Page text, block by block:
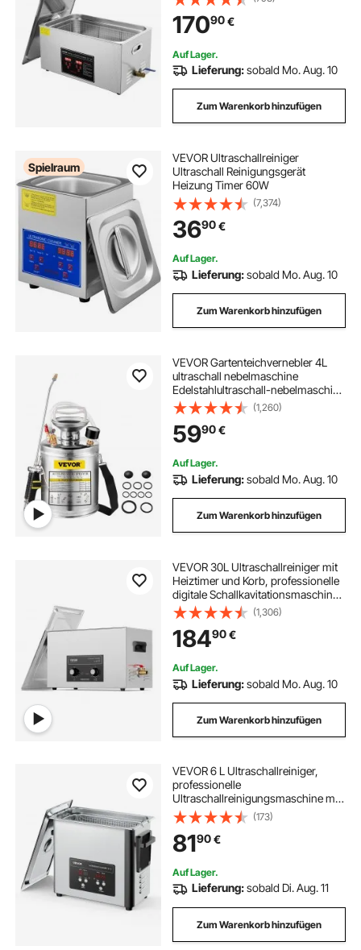
Digitaler Anzeige 0-30 Min,
Reinigung Ultraschall für Schmuck,
Brillen, Uhren usw.
17090€
Auf Lager.
Lieferung:sobald Mo. Aug. 10
Zum Warenkorb hinzufügen
Spielraum
VEVOR Ultraschallreiniger
Ultraschall Reinigungsgerät
Heizung Timer 60W
(7,374)
3690€
Auf Lager.
Lieferung:sobald Mo. Aug. 10
Zum Warenkorb hinzufügen
VEVOR Gartenteichvernebler 4L
ultraschall nebelmaschine
Edelstahlultraschall-nebelmaschine
geeignet für Haus, Garten,
Touristenfahrzeuge,
Spezialfahrzeuge Schiffe,
Fahrzeugreinigung, Teppichreinig
(1,260)
5990€
Auf Lager.
Lieferung:sobald Mo. Aug. 10
Zum Warenkorb hinzufügen
VEVOR 30L Ultraschallreiniger mit
Heiztimer und Korb, professionelle
digitale Schallkavitationsmaschine,
360 W Reinigungsmaschine für
Laborwerkzeuge, Metallteile,
Vergaser, Messing, Autoteile
(1,306)
18490€
Auf Lager.
Lieferung:sobald Mo. Aug. 10
Zum Warenkorb hinzufügen
VEVOR 6 L Ultraschallreiniger,
professionelle
Ultraschallreinigungsmaschine mit
Reinigungskorb & Digitalanzeige,
120 W Edelstahl 40 kHz Industrielle
Reinigungsmaschine für Uhren
Schmuck
(173)
8190€
Auf Lager.
Lieferung:sobald Di. Aug. 11
Zum Warenkorb hinzufügen